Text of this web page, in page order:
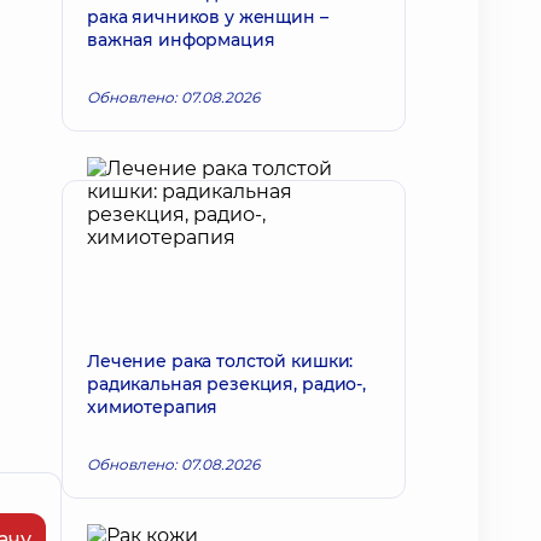
рака яичников у женщин –
важная информация
Обновлено: 07.08.2026
Лечение рака толстой кишки:
радикальная резекция, радио-,
химиотерапия
Обновлено: 07.08.2026